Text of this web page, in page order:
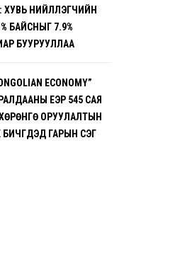
НИЙЛҮҮЛЭГЧИЙН
% БАЙСНЫГ 7.9%
БУУРУУЛЛАА
ECONOMY”
ҮЕЭР 545 САЯ
ОРУУЛАЛТЫН
ГАРЫН ҮСЭГ